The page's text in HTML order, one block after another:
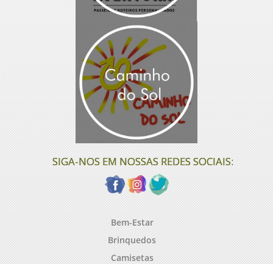
SIGA-NOS EM NOSSAS REDES SOCIAIS:
Bem-Estar
Brinquedos
Camisetas